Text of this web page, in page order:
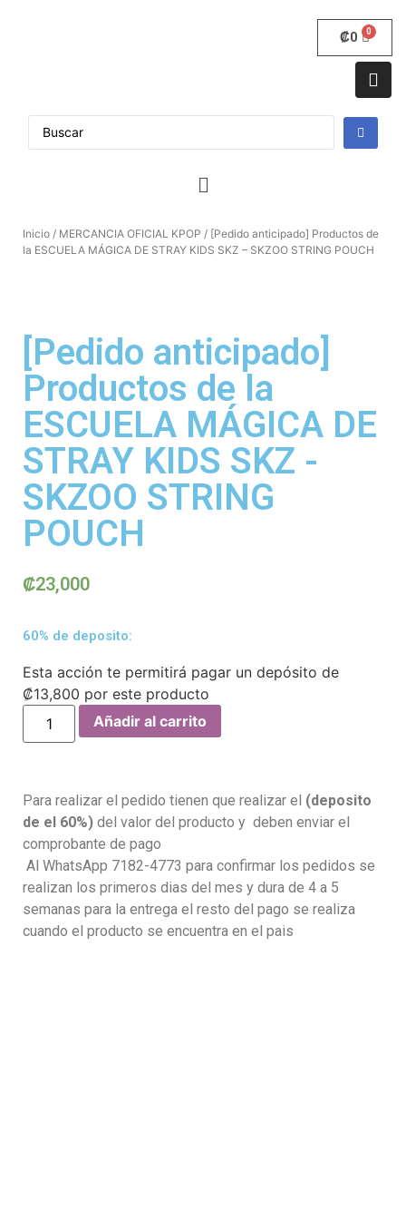
₡0
Inicio / MERCANCIA OFICIAL KPOP / [Pedido anticipado] Productos de
la ESCUELA MÁGICA DE STRAY KIDS SKZ – SKZOO STRING POUCH
[Pedido anticipado]
Productos de la
ESCUELA MÁGICA DE
STRAY KIDS SKZ -
SKZOO STRING
POUCH
₡23,000
60% de deposito:
Esta acción te permitirá pagar un depósito de
₡13,800 por este producto
Añadir al carrito
Para realizar el pedido tienen que realizar el (deposito
de el 60%) del valor del producto y deben enviar el
comprobante de pago
Al WhatsApp 7182-4773 para confirmar los pedidos se
realizan los primeros dias del mes y dura de 4 a 5
semanas para la entrega el resto del pago se realiza
cuando el producto se encuentra en el pais